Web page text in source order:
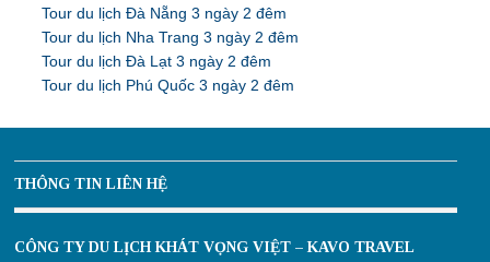
Tour du lịch Đà Nẵng 3 ngày 2 đêm
Tour du lịch Nha Trang 3 ngày 2 đêm
Tour du lịch Đà Lạt 3 ngày 2 đêm
Tour du lịch Phú Quốc 3 ngày 2 đêm
THÔNG TIN LIÊN HỆ
CÔNG TY DU LỊCH KHÁT VỌNG VIỆT – KAVO TRAVEL